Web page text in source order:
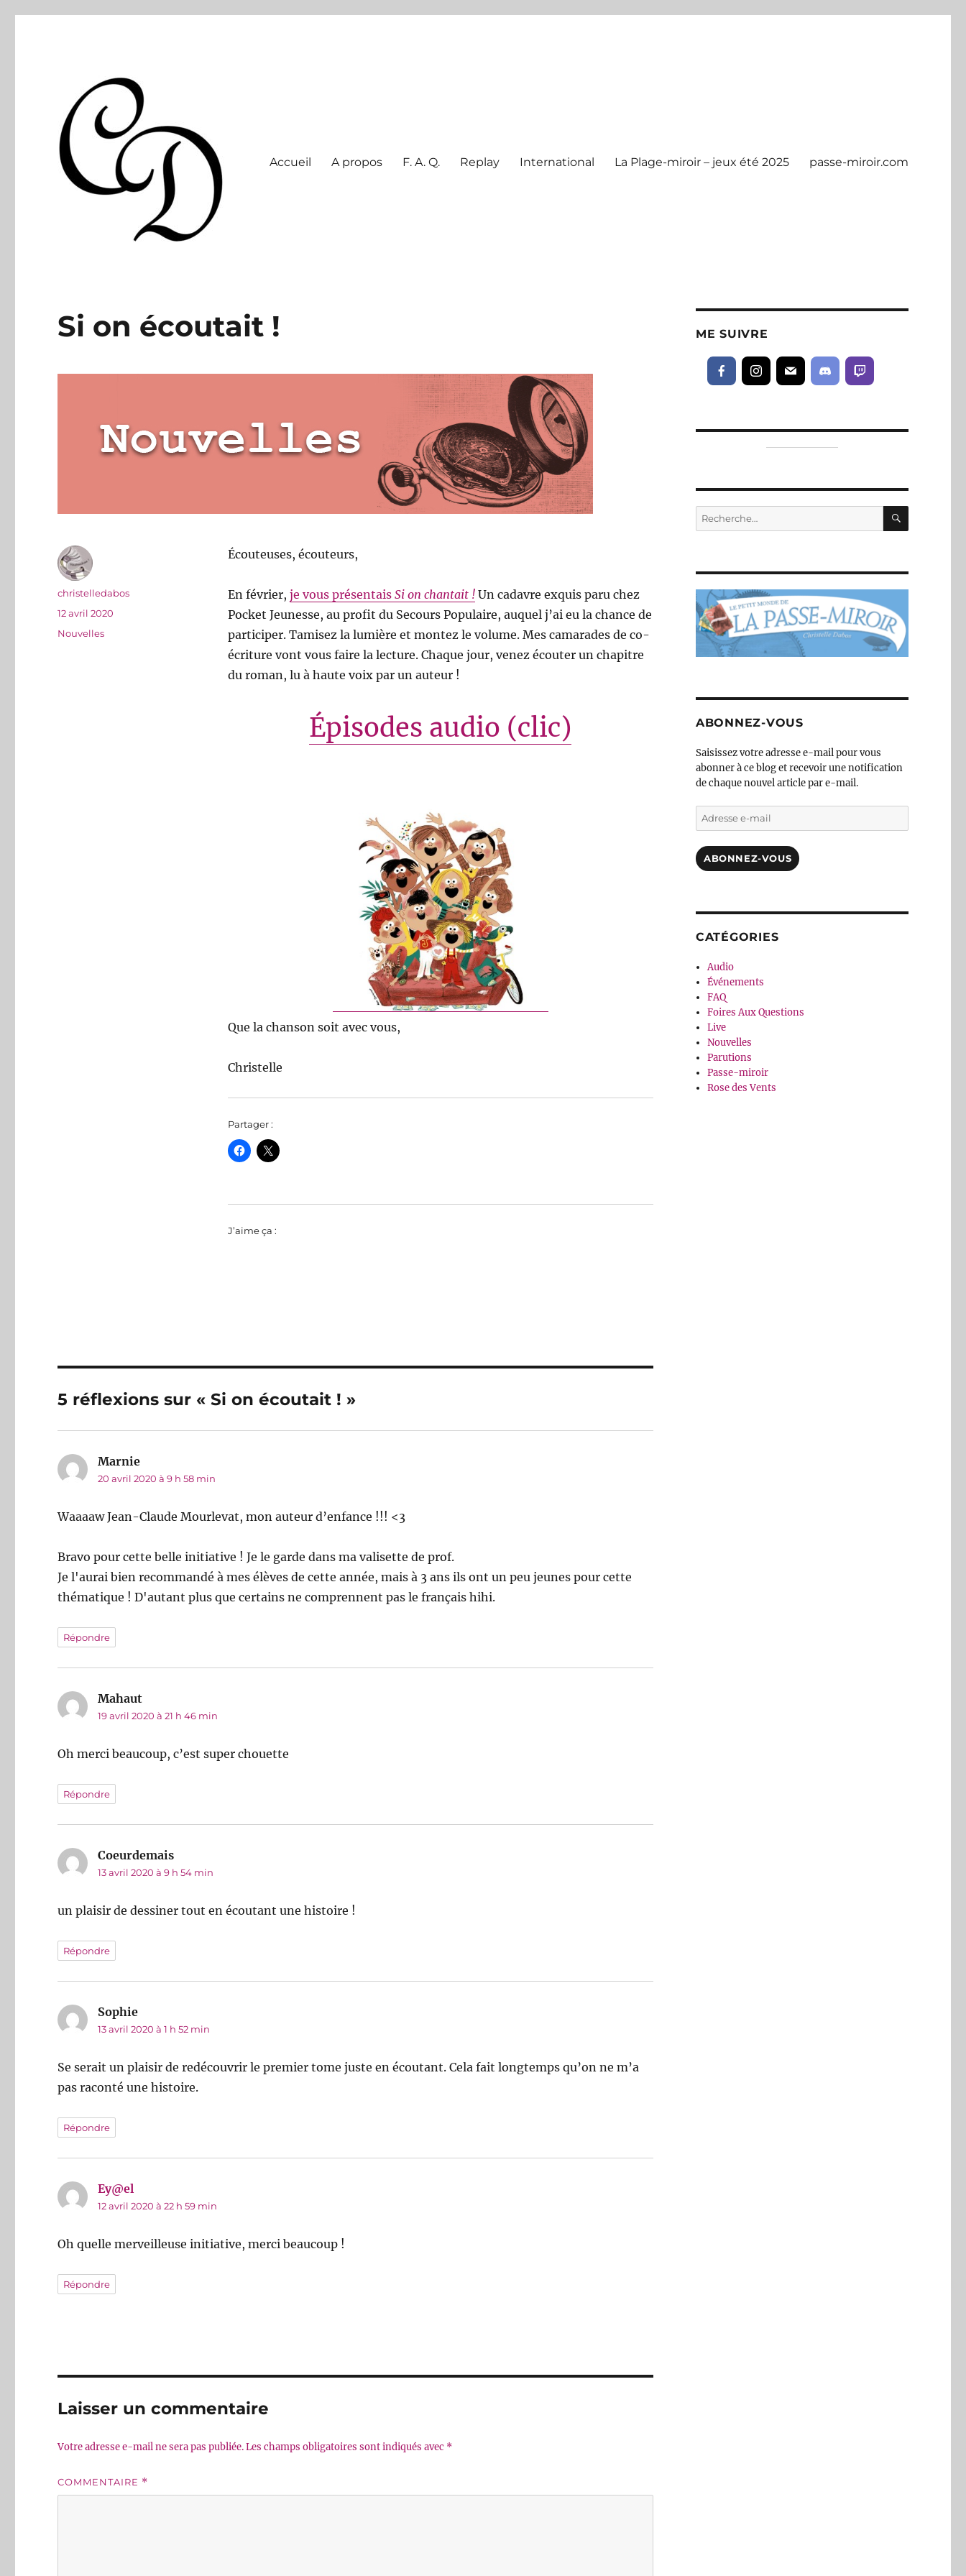
Accueil A propos F. A. Q. Replay International La Plage-miroir – jeux été 2025 passe-miroir.com
Si on écoutait !
Écouteuses, écouteurs,
En février, je vous présentais Si on chantait !Un cadavre exquis paru chez
Pocket Jeunesse, au profit du Secours Populaire, auquel j’ai eu la chance de
participer. Tamisez la lumière et montez le volume. Mes camarades de co-
écriture vont vous faire la lecture. Chaque jour, venez écouter un chapitre
du roman, lu à haute voix par un auteur !
Épisodes audio (clic)
Que la chanson soit avec vous,
Christelle
Partager :
J’aime ça :
Auteur
christelledabos
Publié
12 avril 2020
Catégories
Nouvelles
5 réflexions sur « Si on écoutait ! »
Marnie
20 avril 2020 à 9 h 58 min
Waaaaw Jean-Claude Mourlevat, mon auteur d’enfance !!! <3
Bravo pour cette belle initiative ! Je le garde dans ma valisette de prof.
Je l'aurai bien recommandé à mes élèves de cette année, mais à 3 ans ils ont un peu jeunes pour cette
thématique ! D'autant plus que certains ne comprennent pas le français hihi.
Répondre
Mahaut
19 avril 2020 à 21 h 46 min
Oh merci beaucoup, c’est super chouette
Répondre
Coeurdemais
13 avril 2020 à 9 h 54 min
un plaisir de dessiner tout en écoutant une histoire !
Répondre
Sophie
13 avril 2020 à 1 h 52 min
Se serait un plaisir de redécouvrir le premier tome juste en écoutant. Cela fait longtemps qu’on ne m’a
pas raconté une histoire.
Répondre
Ey@el
12 avril 2020 à 22 h 59 min
Oh quelle merveilleuse initiative, merci beaucoup !
Répondre
Laisser un commentaire
Votre adresse e-mail ne sera pas publiée.Les champs obligatoires sont indiqués avec *
COMMENTAIRE *
ME SUIVRE
Recherche
pour :
ABONNEZ-VOUS
Saisissez votre adresse e-mail pour vous
abonner à ce blog et recevoir une notification
de chaque nouvel article par e-mail.
Adresse
e-
ABONNEZ-VOUS
CATÉGORIES
Audio
Événements
FAQ
Foires Aux Questions
Live
Nouvelles
Parutions
Passe-miroir
Rose des Vents